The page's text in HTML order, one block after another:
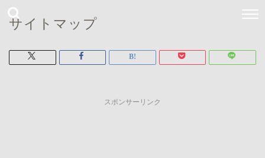
サイトマップ
スポンサーリンク